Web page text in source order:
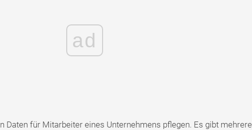
ad
Daten für Mitarbeiter eines Unternehmens pflegen. Es gibt mehrere